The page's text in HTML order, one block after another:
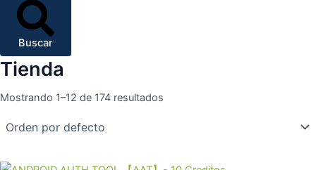
Buscar
Tienda
Mostrando 1–12 de 174 resultados